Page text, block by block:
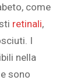
come
retinali,
I
nella
sono